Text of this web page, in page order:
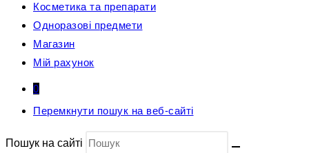
Косметика та препарати
Одноразові предмети
Магазин
Мій рахунок
0
Перемкнути пошук на веб-сайті
Пошук на сайті